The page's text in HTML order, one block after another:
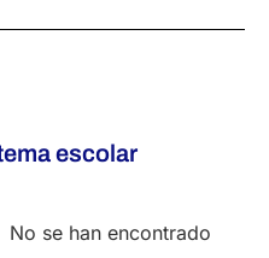
escolar
No se han encontrado